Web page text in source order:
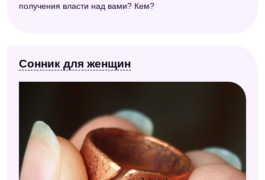
получения власти над вами? Кем?
Сонник для женщин